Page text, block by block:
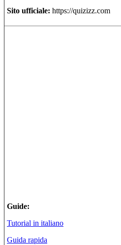
Sito ufficiale: https://quizizz.com
Guide:
Tutorial in italiano
Guida rapida